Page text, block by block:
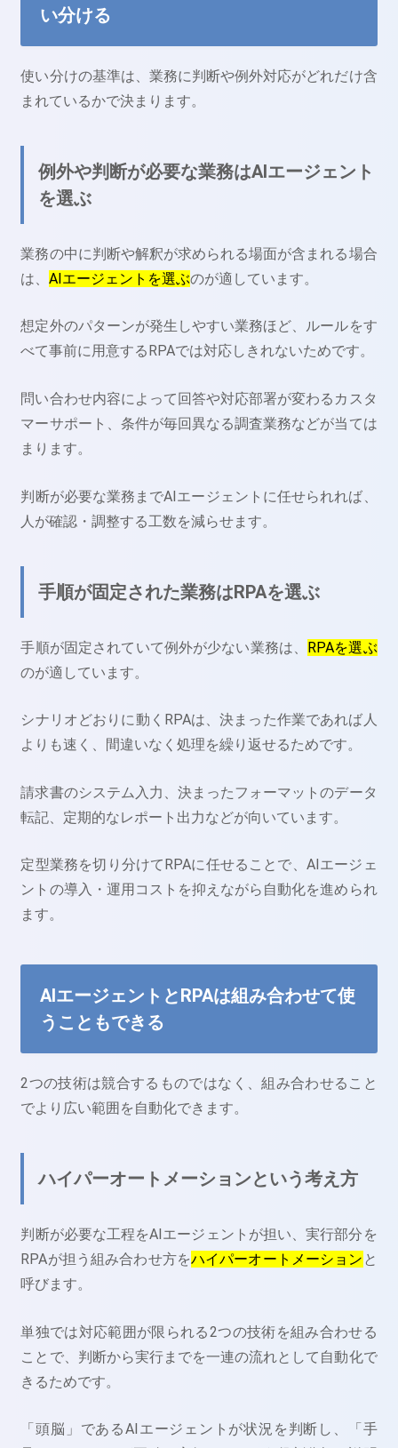
い分ける
使い分けの基準は、業務に判断や例外対応がどれだけ含
まれているかで決まります。
例外や判断が必要な業務はAIエージェント
を選ぶ
業務の中に判断や解釈が求められる場面が含まれる場合
は、AIエージェントを選ぶのが適しています。
想定外のパターンが発生しやすい業務ほど、ルールをす
べて事前に用意するRPAでは対応しきれないためです。
問い合わせ内容によって回答や対応部署が変わるカスタ
マーサポート、条件が毎回異なる調査業務などが当ては
まります。
判断が必要な業務までAIエージェントに任せられれば、
人が確認・調整する工数を減らせます。
手順が固定された業務はRPAを選ぶ
手順が固定されていて例外が少ない業務は、 RPAを選ぶ
のが適しています。
シナリオどおりに動くRPAは、決まった作業であれば人
よりも速く、間違いなく処理を繰り返せるためです。
請求書のシステム入力、決まったフォーマットのデータ
転記、定期的なレポート出力などが向いています。
定型業務を切り分けてRPAに任せることで、AIエージェ
ントの導入・運用コストを抑えながら自動化を進められ
ます。
AIエージェントとRPAは組み合わせて使
うこともできる
2つの技術は競合するものではなく、組み合わせること
でより広い範囲を自動化できます。
ハイパーオートメーションという考え方
判断が必要な工程をAIエージェントが担い、実行部分を
RPAが担う組み合わせ方をハイパーオートメーション と
呼びます。
単独では対応範囲が限られる2つの技術を組み合わせる
ことで、判断から実行までを一連の流れとして自動化で
きるためです。
「頭脳」であるAIエージェントが状況を判断し、「手